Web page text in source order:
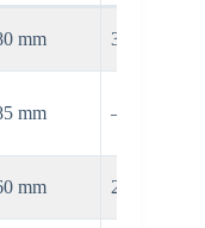
mm 38,4 kg
mm –
mm 21 kg